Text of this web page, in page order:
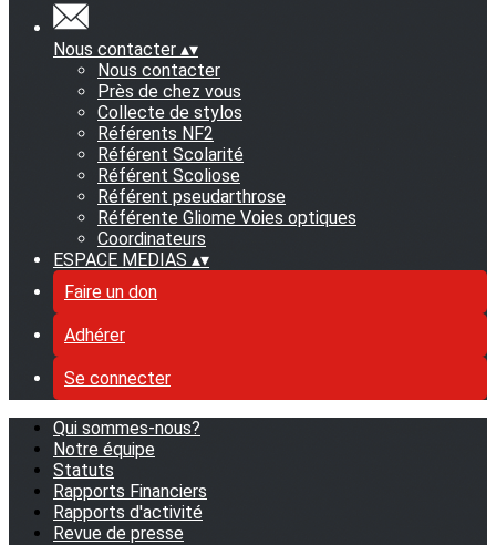
Nous contacter ▴▾
Nous contacter
Près de chez vous
Collecte de stylos
Référents NF2
Référent Scolarité
Référent Scoliose
Référent pseudarthrose
Référente Gliome Voies optiques
Coordinateurs
ESPACE MEDIAS ▴▾
Faire un don
Adhérer
Se connecter
Qui sommes-nous?
Notre équipe
Statuts
Rapports Financiers
Rapports d'activité
Revue de presse